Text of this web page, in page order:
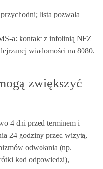
lista pozwala
a: kontakt z infolinią NFZ
wiadomości na 8080.
zwiększyć
4 dni przed terminem i
24 godziny przed wizytą,
odwołania (np.
kod odpowiedzi),